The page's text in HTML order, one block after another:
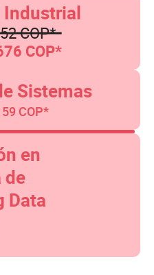
Industrial
COP*
COP*
Sistemas
COP*
en
de
Data